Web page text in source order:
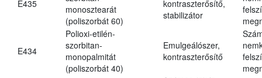
E435
monosztearát
(poliszorbát 60)
kontraszterősítő,
stabilizátor
E434
Polioxi-etilén-
szorbitan-
monopalmitát
(poliszorbát 40)
Emulgeálószer,
kontraszterősítő